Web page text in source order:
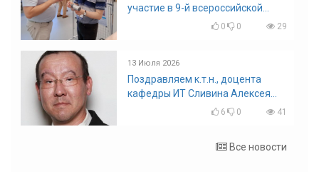
участие в 9-й всероссийской
конференции по задачам со
0 0 29
13 Июля 2026
Поздравляем к.т.н., доцента
кафедры ИТ Сливина Алексея
Николаевича с юбилеем!
6 0 41
Все новости